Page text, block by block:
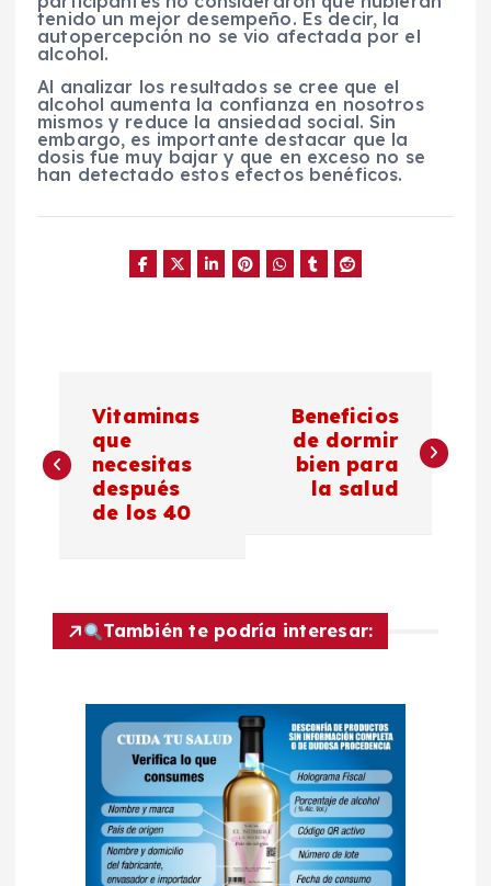
tenido un mejor desempeño. Es decir, la
autopercepción no se vio afectada por el
alcohol.
Al analizar los resultados se cree que el
alcohol aumenta la confianza en nosotros
mismos y reduce la ansiedad social. Sin
embargo, es importante destacar que la
dosis fue muy bajar y que en exceso no se
han detectado estos efectos benéficos.
a
g
a
Vitaminas
que
necesitas
después
de los 40
Beneficios
de dormir
bien para
la salud
También te podría interesar: